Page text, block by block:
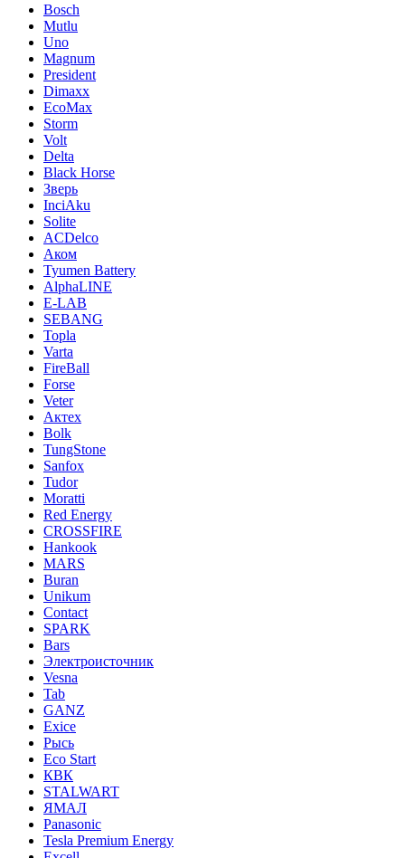
Bosch
Mutlu
Uno
Magnum
President
Dimaxx
EcoMax
Storm
Volt
Delta
Black Horse
Зверь
InciAku
Solite
ACDelco
Аком
Tyumen Battery
AlphaLINE
E-LAB
SEBANG
Topla
Varta
FireBall
Forse
Veter
Актех
Bolk
TungStone
Sanfox
Tudor
Moratti
Red Energy
CROSSFIRE
Hankook
MARS
Buran
Unikum
Contact
SPARK
Bars
Электроисточник
Vesna
Tab
GANZ
Exice
Рысь
Eco Start
КВК
STALWART
ЯМАЛ
Panasonic
Tesla Premium Energy